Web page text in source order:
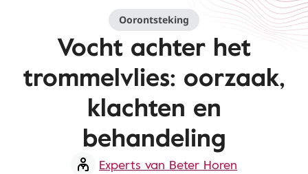
Oorontsteking
Vocht achter het
trommelvlies: oorzaak,
klachten en
behandeling
Experts van Beter Horen